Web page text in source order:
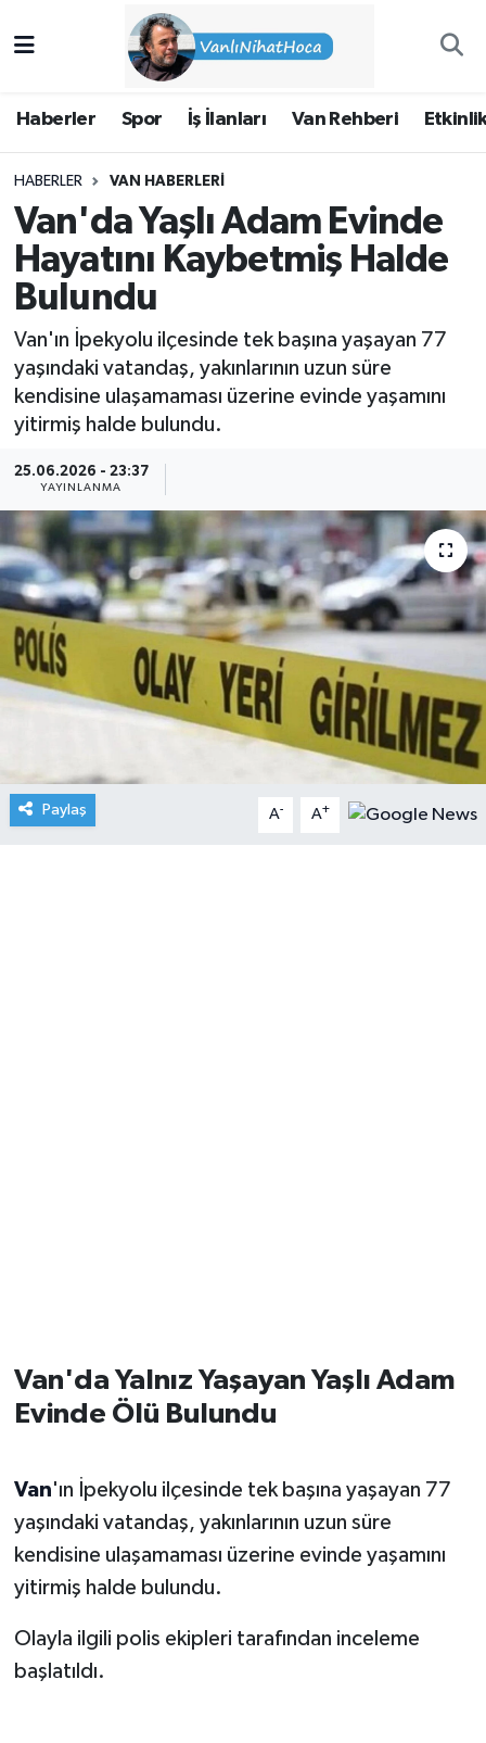
Haberler Spor İş İlanları Van Rehberi
HABERLER VAN HABERLERI
Van'da Yaşlı Adam Evinde
Hayatını Kaybetmiş Halde
Bulundu
Van'ın İpekyolu ilçesinde tek başına yaşayan 77
yaşındaki vatandaş, yakınlarının uzun süre
kendisine ulaşamaması üzerine evinde yaşamını
yitirmiş halde bulundu.
25.06.2026 - 23:37
YAYINLANMA
Paylaş A- A+
Van'da Yalnız Yaşayan Yaşlı Adam
Evinde Ölü Bulundu
Van'ın İpekyolu ilçesinde tek başına yaşayan 77
yaşındaki vatandaş, yakınlarının uzun süre
kendisine ulaşamaması üzerine evinde yaşamını
yitirmiş halde bulundu.
Olayla ilgili polis ekipleri tarafından inceleme
başlatıldı.
Van Rehberi
Etkinlikler
Köşe Yazıları
Hakkımda
İpekyolu Nöbetçi Eczaneler
Süper Lig Puan Durumu ve Fikstür
Tüm Manşetler
Son Dakika Haberleri
Haber Arşivi